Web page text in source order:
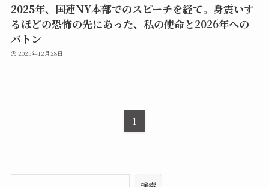
2025年、国連NY本部でのスピーチを経て。身震いす
るほどの恐怖の先にあった、私の使命と2026年への
バトン
2025年12月28日
1